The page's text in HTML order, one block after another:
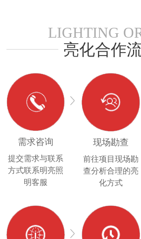
LIGHTING
亮化合作
需求咨询
提交需求与联系
方式联系明亮照
明客服
现场勘查
前往项目现场勘
查分析合理的亮
化方式